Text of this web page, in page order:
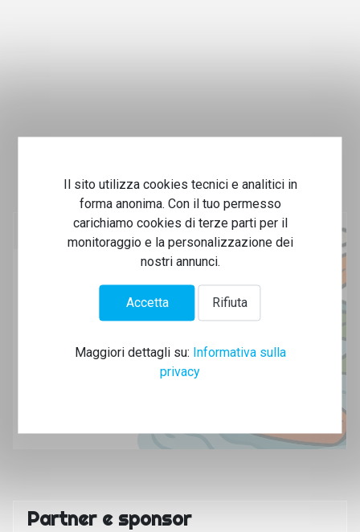
Iscrizione newsletter
Per ricevere tutte le informazioni sulle iniziative e i
corsi del Canoa Club:
Iscriviti alla newsletter
Partner e sponsor
Il sito utilizza cookies tecnici e analitici in
forma anonima. Con il tuo permesso
carichiamo cookies di terze parti per il
monitoraggio e la personalizzazione dei
nostri annunci.
Accetta Rifiuta
Maggiori dettagli su: Informativa sulla
privacy